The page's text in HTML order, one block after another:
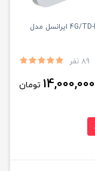
مودم 4G/TD-LTE ایرانسل مدل
89 نفر
14,000,000 تومان